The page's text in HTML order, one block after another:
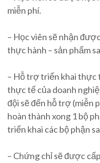
miễn phí.
– Học viên sẽ nhận
thực hành – sản phẩm
– Hỗ trợ triển khai thực
thực tế của doanh
đội sẽ đến hỗ trợ (miễn
hoàn thành xong 1 bộ
triển khai các bộ phận
– Chứng chỉ sẽ được